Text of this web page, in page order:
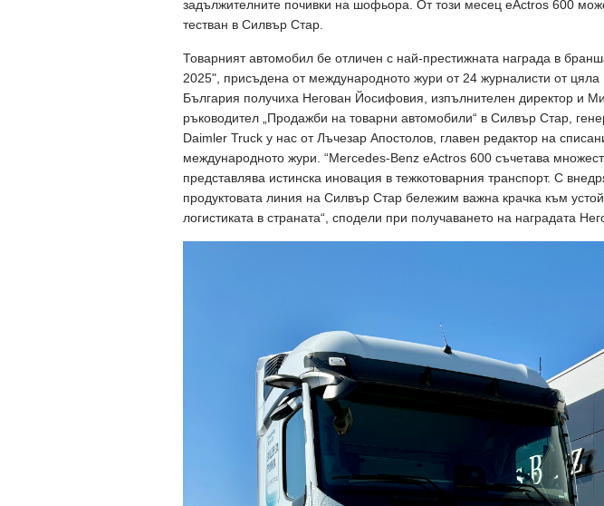
задължителните почивки на шофьора. От този месец eActros 600
тестван в Силвър Стар.
Товарният автомобил бе отличен с най-престижната награда в
2025", присъдена от международното жури от 24 журналисти от цяла
България получиха Негован Йосифовия, изпълнителен директор и
ръководител „Продажби на товарни автомобили“ в Силвър Стар,
Daimler Truck у нас от Лъчезар Апостолов, главен редактор на
международното жури. “Mercedes-Benz eActros 600 съчетава
представлява истинска иновация в тежкотоварния транспорт. С
продуктовата линия на Силвър Стар бележим важна крачка към
логистиката в страната“, сподели при получаването на наградата